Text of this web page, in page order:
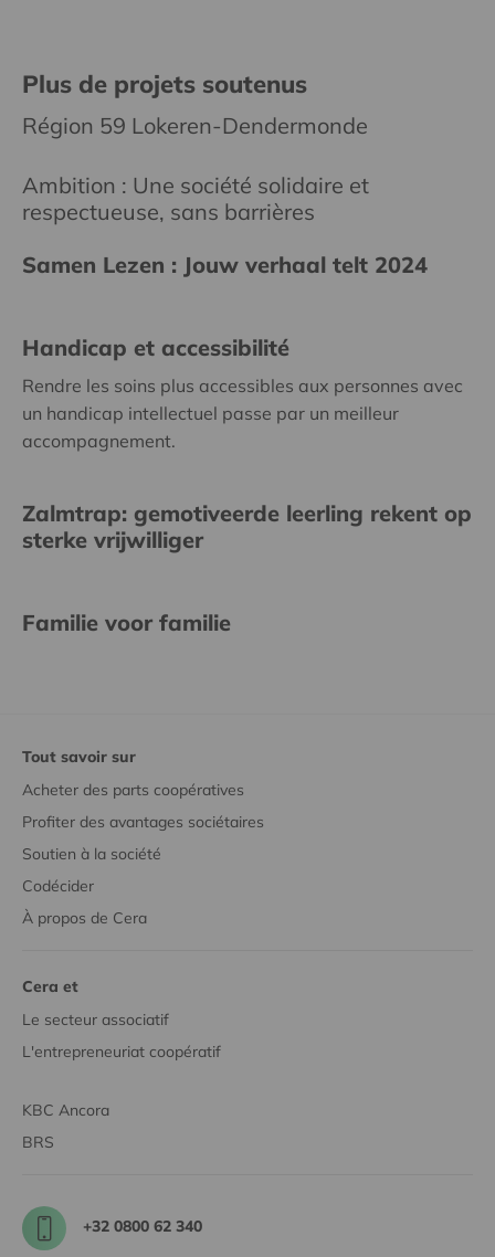
Plus de projets soutenus
Région 59 Lokeren-Dendermonde
Ambition : Une société solidaire et
respectueuse, sans barrières
Samen Lezen : Jouw verhaal telt 2024
Handicap et accessibilité
Rendre les soins plus accessibles aux personnes avec
un handicap intellectuel passe par un meilleur
accompagnement.
Zalmtrap: gemotiveerde leerling rekent op
sterke vrijwilliger
Familie voor familie
Tout savoir sur
Acheter des parts coopératives
Profiter des avantages sociétaires
Soutien à la société
Codécider
À propos de Cera
Cera et
Le secteur associatif
L'entrepreneuriat coopératif
KBC Ancora
BRS
+32 0800 62 340